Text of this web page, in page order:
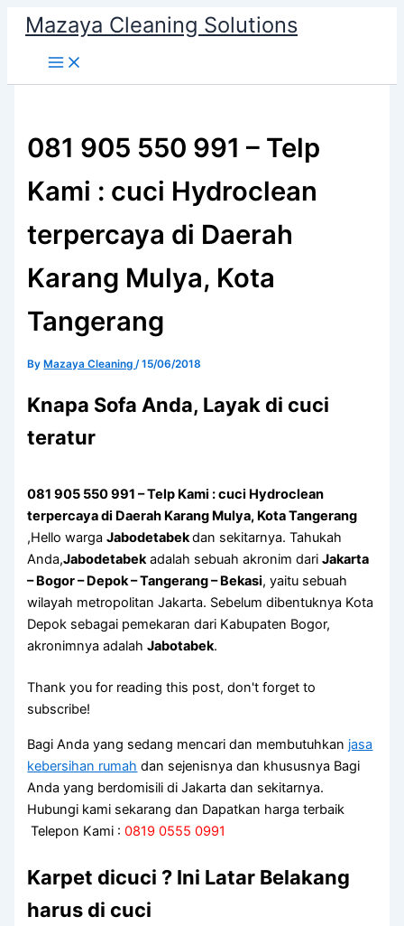
content
Mazaya Cleaning Solutions
081 905 550 991 – Telp
Kami : cuci Hydroclean
terpercaya di Daerah
Karang Mulya, Kota
Tangerang
By Mazaya Cleaning/15/06/2018
Knapa Sofa Andа, Layak di cuci
teratur
081 905 550 991 – Telp Kami : cuci Hydroclean
terpercaya di Daerah Karang Mulya, Kota Tangerang
,Hello wargaJabodetabekdan sekitarnya. Tahukah
Anda,Jabodetabekadalah sebuah akronim dariJakarta
– Bogor – Depok – Tangerang – Bekasi, yaitu sebuah
wilayah metropolitan Jakarta. Sebelum dibentuknya Kota
Depok sebagai pemekaran dari Kabupaten Bogor,
akronimnya adalahJabotabek.
Thank you for reading this post, don't forget to
subscribe!
Bagi Anda yang sedang mencari dan membutuhkan jasa
kebersihan rumah dan sejenisnya dan khususnya Bagi
Anda yang berdomisili di Jakarta dan sekitarnya.
Hubungi kami sekarang dan Dapatkan harga terbaik
Telepon Kami :0819 0555 0991
Karpet dicuci ? Ini Latar Belakang
harus di cuci